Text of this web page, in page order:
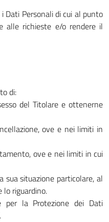
Dati Personali di cui al punto
alle richieste e/o rendere il
di:
del Titolare e ottenerne
ove e nei limiti in
ove e nei limiti in cui
sua situazione particolare, al
riguardino.
per la Protezione dei Dati